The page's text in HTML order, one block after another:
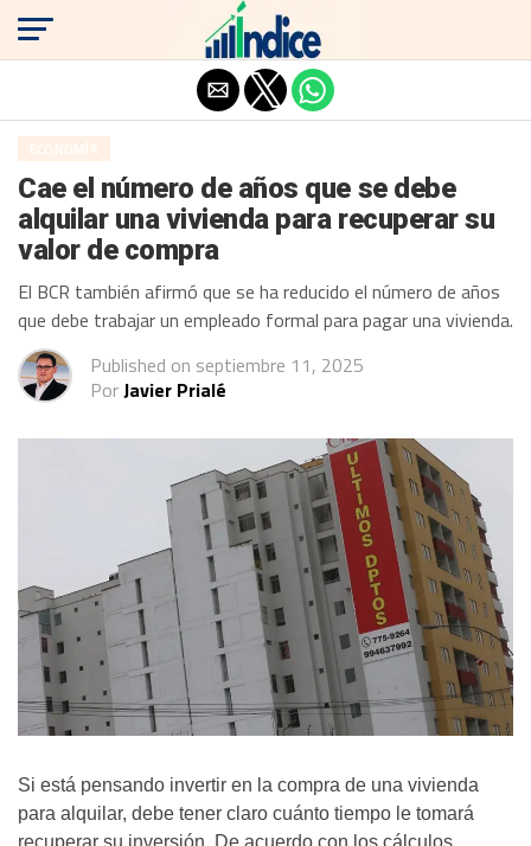
ECONOMÍA
Cae el número de años que se debe
alquilar una vivienda para recuperar su
valor de compra
El BCR también afirmó que se ha reducido el número de años
que debe trabajar un empleado formal para pagar una vivienda.
Published on septiembre 11, 2025
PorJavier Prialé
Si está pensando invertir en la compra de una vivienda
para alquilar, debe tener claro cuánto tiempo le tomará
recuperar su inversión. De acuerdo con los cálculos
Salir de la versión móvil